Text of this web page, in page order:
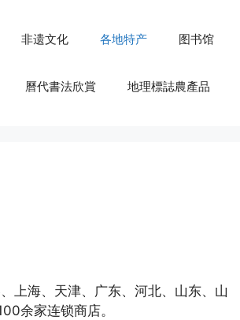
非遗文化 各地特产 图书馆
曆代書法欣賞 地理標誌農產品
上海、天津、广东、河北、山东、山
余家连锁商店。